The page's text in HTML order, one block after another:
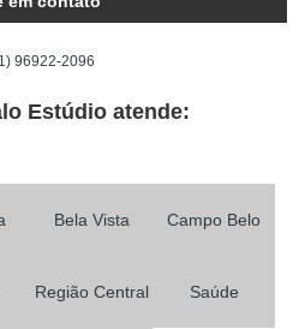
96922-2096
Estúdio atende:
Bela Vista Campo Belo
Região Central Saúde